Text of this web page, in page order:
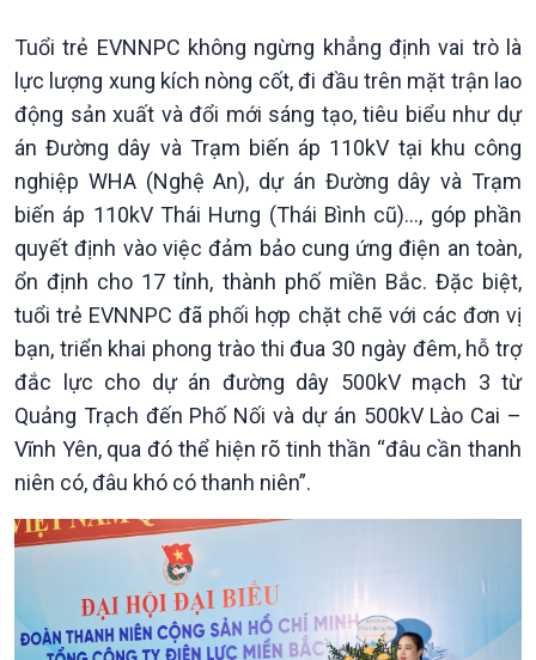
Kinh tế
Tin Kinh tế
Trước giờ mở cửa
Dòng chảy Kinh tế
Sức sống hàng Việt
Khởi nghiệp
Tuyên chiến với gian lận
thương mại
Nông nghiệp & Biển đảo
Tin Nông nghiệp & Biển
đảo
Mùa vàng
Biển đảo Việt Nam
Tâm tình biên giới và hải
đảo
Tìm hiểu biển, đảo Việt
Tuổi trẻ EVNNPC không ngừng khẳng định vai trò là
lực lượng xung kích nòng cốt, đi đầu trên mặt trận lao
động sản xuất và đổi mới sáng tạo, tiêu biểu như dự
án Đường dây và Trạm biến áp 110kV tại khu công
nghiệp WHA (Nghệ An), dự án Đường dây và Trạm
biến áp 110kV Thái Hưng (Thái Bình cũ)…, góp phần
quyết định vào việc đảm bảo cung ứng điện an toàn,
ổn định cho 17 tỉnh, thành phố miền Bắc. Đặc biệt,
tuổi trẻ EVNNPC đã phối hợp chặt chẽ với các đơn vị
bạn, triển khai phong trào thi đua 30 ngày đêm, hỗ trợ
đắc lực cho dự án đường dây 500kV mạch 3 từ
Quảng Trạch đến Phố Nối và dự án 500kV Lào Cai –
Vĩnh Yên, qua đó thể hiện rõ tinh thần “đâu cần thanh
niên có, đâu khó có thanh niên”.